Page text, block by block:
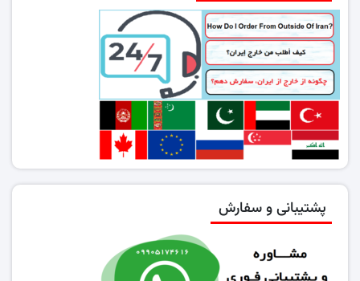
پشتیبانی و سفارش